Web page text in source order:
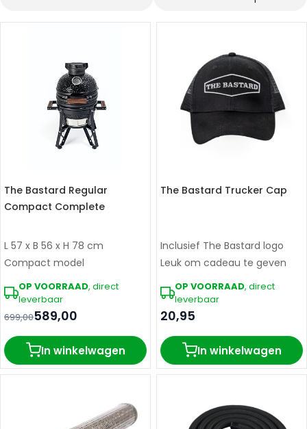
The Bastard Regular
Compact Complete
L 57 x B 56 x H 78 cm
Compact model
OP VOORRAAD, direct
leverbaar
589,00
699,00
In winkelwagen
The Bastard Trucker Cap
Inclusief The Bastard logo
Leuk om cadeau te geven
OP VOORRAAD, direct
leverbaar
20,95
In winkelwagen